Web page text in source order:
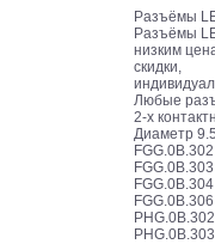
Разъёмы
Разъёмы
низким
скидки,
Любые
2-х
Диаметр